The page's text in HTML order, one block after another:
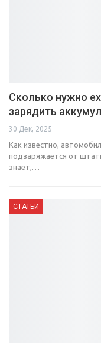
Сколько нужно
зарядить
30 Дек, 2025
Как известно,
подзаряжается от
знает,…
СТАТЬИ